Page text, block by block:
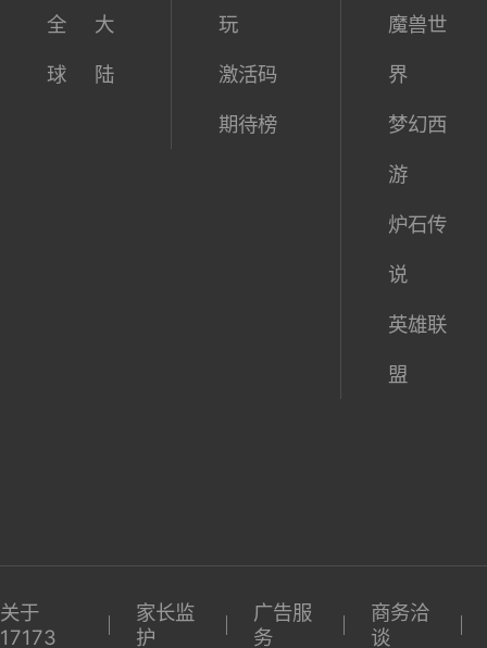
全
球
大
陆
玩
激活码
期待榜
魔兽世
界
梦幻西
游
炉石传
说
英雄联
盟
关于
17173
家长监
护
广告服
务
商务洽
谈